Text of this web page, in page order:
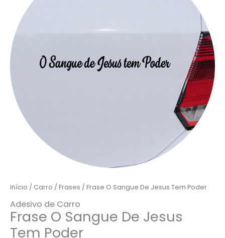
Início / Carro / Frases / Frase O Sangue De Jesus Tem Poder
Adesivo de Carro
Frase O Sangue De Jesus
Tem Poder